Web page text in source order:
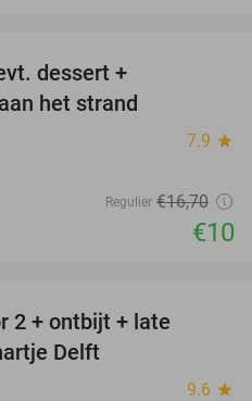
dessert +
het strand
7.9 star
Regulier €16,70
€10
2 + ontbijt + late
Delft
9.6 star